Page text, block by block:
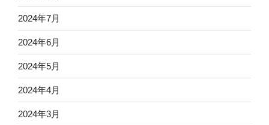
2024年7月
2024年6月
2024年5月
2024年4月
2024年3月